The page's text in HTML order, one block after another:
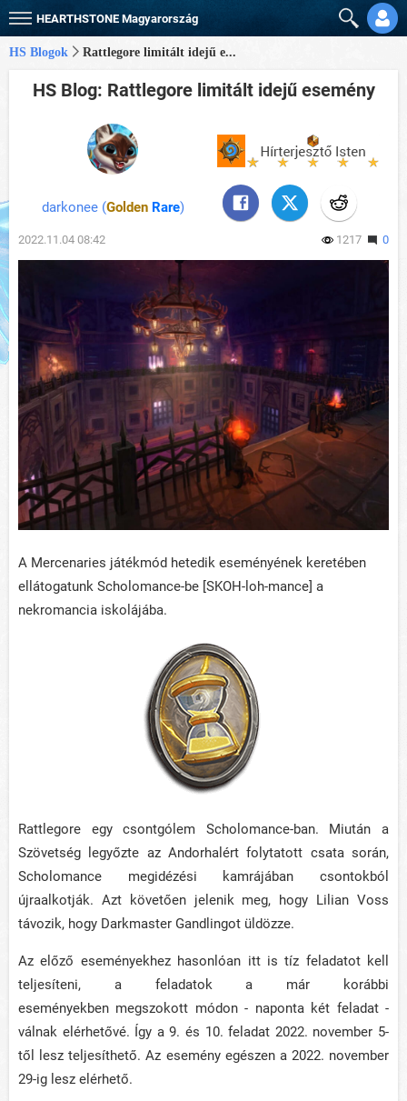
HEARTHSTONE Magyarország
HS Blogok Rattlegore limitált idejű e...
HS Blog: Rattlegore limitált idejű esemény
darkonee (Golden Rare)
2022.11.04 08:42 1217 0
A Mercenaries játékmód hetedik eseményének keretében
ellátogatunk Scholomance-be [SKOH-loh-mance] a
nekromancia iskolájába.
Rattlegore egy csontgólem Scholomance-ban. Miután a
Szövetség legyőzte az Andorhalért folytatott csata során,
Scholomance megidézési kamrájában csontokból
újraalkotják. Azt követően jelenik meg, hogy Lilian Voss
távozik, hogy Darkmaster Gandlingot üldözze.
Az előző eseményekhez hasonlóan itt is tíz feladatot kell
teljesíteni, a feladatok a már korábbi
eseményekben megszokott módon - naponta két feladat -
válnak elérhetővé. Így a 9. és 10. feladat 2022. november 5-
től lesz teljesíthető. Az esemény egészen a 2022. november
29-ig lesz elérhető.